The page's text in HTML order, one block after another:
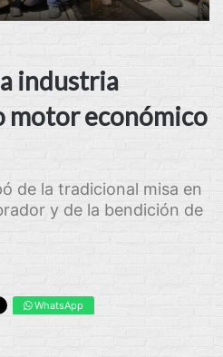
industria
motor económico
de la tradicional misa en
y de la bendición de
WhatsApp